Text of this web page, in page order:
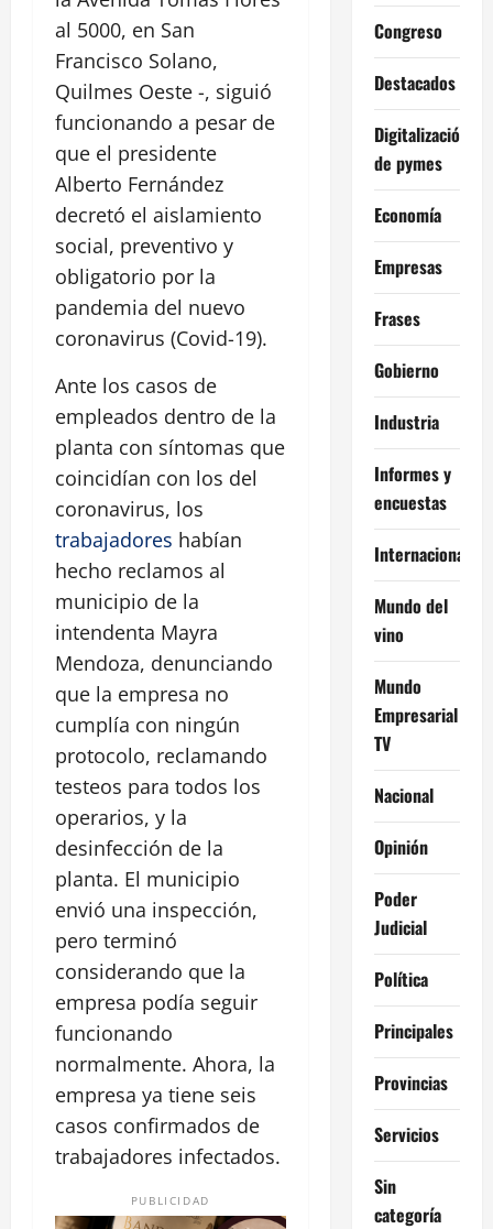
al 5000, en San
Francisco Solano,
Quilmes Oeste -, siguió
funcionando a pesar de
que el presidente
Alberto Fernández
decretó el aislamiento
social, preventivo y
obligatorio por la
pandemia del nuevo
coronavirus (Covid-19).
Ante los casos de
empleados dentro de la
planta con síntomas que
coincidían con los del
coronavirus, los
trabajadores habían
hecho reclamos al
municipio de la
intendenta Mayra
Mendoza, denunciando
que la empresa no
cumplía con ningún
protocolo, reclamando
testeos para todos los
operarios, y la
desinfección de la
planta. El municipio
envió una inspección,
pero terminó
considerando que la
empresa podía seguir
funcionando
normalmente. Ahora, la
empresa ya tiene seis
casos confirmados de
trabajadores infectados.
PUBLICIDAD
Congreso
Destacados
Digitalización
de pymes
Economía
Empresas
Frases
Gobierno
Industria
Informes y
encuestas
Internacional
Mundo del
vino
Mundo
Empresarial
TV
Nacional
Opinión
Poder
Judicial
Política
Principales
Provincias
Servicios
Sin
categoría